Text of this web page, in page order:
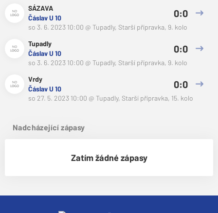
SÁZAVA
Čáslav U 10
0:0
so 3. 6. 2023 10:00 @ Tupadly, Starší přípravka, 9. kolo
Tupadly
Čáslav U 10
0:0
so 3. 6. 2023 10:00 @ Tupadly, Starší přípravka, 9. kolo
Vrdy
Čáslav U 10
0:0
so 27. 5. 2023 10:00 @ Tupadly, Starší přípravka, 15. kolo
Nadcházející zápasy
Zatím žádné zápasy